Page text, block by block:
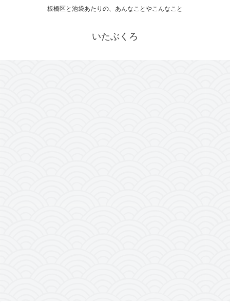
板橋区と池袋あたりの、あんなことやこんなこと
いたぶくろ